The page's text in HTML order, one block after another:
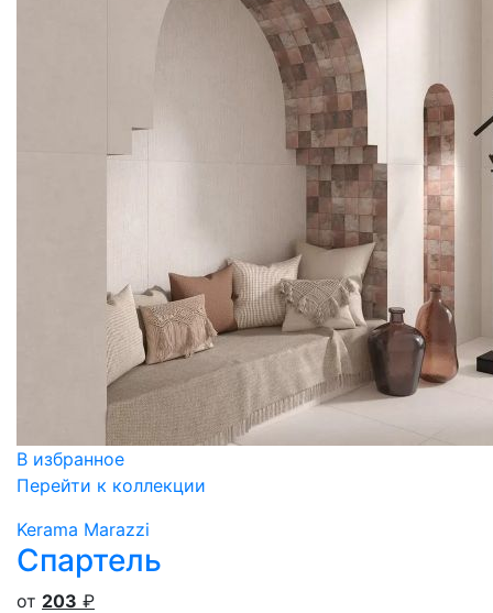
В избранное
Перейти к коллекции
Kerama Marazzi
Спартель
от 203 ₽